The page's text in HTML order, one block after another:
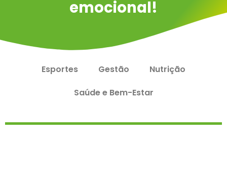
emocional!
Esportes Gestão
Nutrição
Saúde e Bem-Estar